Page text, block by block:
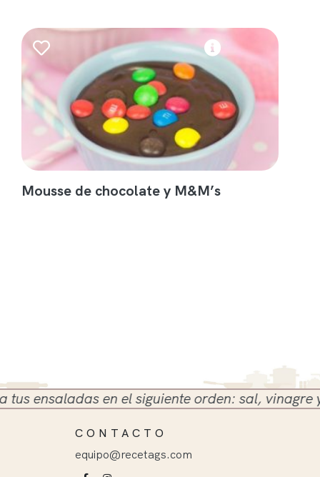
Mousse de chocolate y M&M’s
en el siguiente orden: sal, vinagre y
CONTACTO
equipo@recetags.com